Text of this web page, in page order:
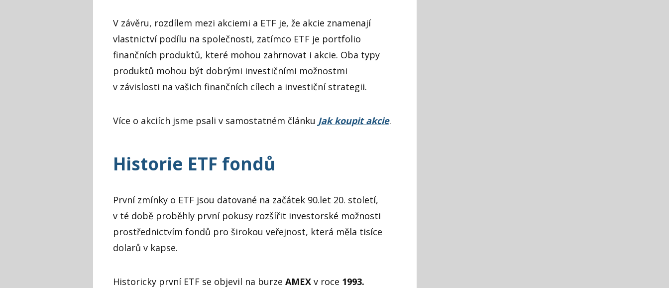
V závěru, rozdílem mezi akciemi a ETF je, že akcie znamenají
vlastnictví podílu na společnosti, zatímco ETF je portfolio
finančních produktů, které mohou zahrnovat i akcie. Oba typy
produktů mohou být dobrými investičními možnostmi
v závislosti na vašich finančních cílech a investiční strategii.
Více o akciích jsme psali v samostatném článku Jak koupit akcie.
Historie ETF fondů
První zmínky o ETF jsou datované na začátek 90.let 20. století,
v té době proběhly první pokusy rozšířit investorské možnosti
prostřednictvím fondů pro širokou veřejnost, která měla tisíce
dolarů v kapse.
Historicky první ETF se objevil na burze AMEX v roce 1993.